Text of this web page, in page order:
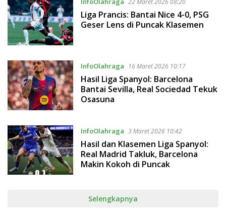
Liga Prancis: Bantai Nice 4-0, PSG
Geser Lens di Puncak Klasemen
InfoOlahraga 16 Maret 2026 10:17
Hasil Liga Spanyol: Barcelona
Bantai Sevilla, Real Sociedad Tekuk
Osasuna
InfoOlahraga 3 Maret 2026 10:42
Hasil dan Klasemen Liga Spanyol:
Real Madrid Takluk, Barcelona
Makin Kokoh di Puncak
Selengkapnya